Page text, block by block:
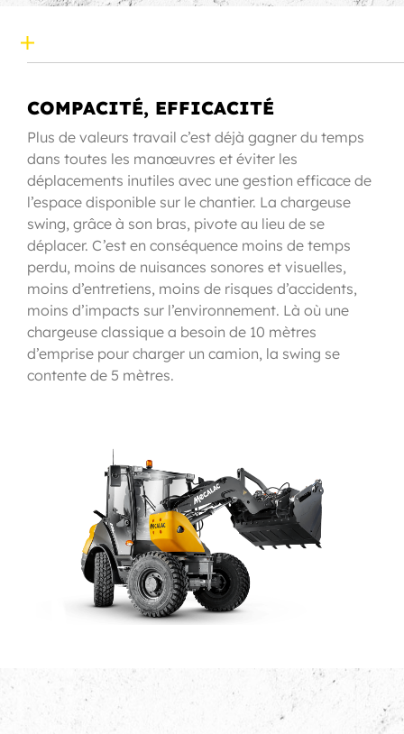
COMPACITÉ, EFFICACITÉ
Plus de valeurs travail c’est déjà gagner du temps
dans toutes les manœuvres et éviter les
déplacements inutiles avec une gestion efficace de
l’espace disponible sur le chantier. La chargeuse
swing, grâce à son bras, pivote au lieu de se
déplacer. C’est en conséquence moins de temps
perdu, moins de nuisances sonores et visuelles,
moins d’entretiens, moins de risques d’accidents,
moins d’impacts sur l’environnement. Là où une
chargeuse classique a besoin de 10 mètres
d’emprise pour charger un camion, la swing se
contente de 5 mètres.